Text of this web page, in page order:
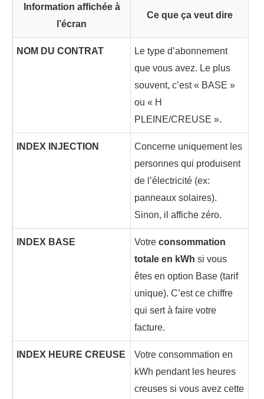
Information affichée à
l’écran
Ce que ça veut dire
NOM DU CONTRAT
Le type d’abonnement
que vous avez. Le plus
souvent, c’est « BASE »
ou « H
PLEINE/CREUSE ».
INDEX INJECTION
Concerne uniquement les
personnes qui produisent
de l’électricité (ex:
panneaux solaires).
Sinon, il affiche zéro.
INDEX BASE Votre consommation
totale en kWh si vous
êtes en option Base (tarif
unique). C’est ce chiffre
qui sert à faire votre
facture.
INDEX HEURE CREUSE
Votre consommation en
kWh pendant les heures
creuses si vous avez cette